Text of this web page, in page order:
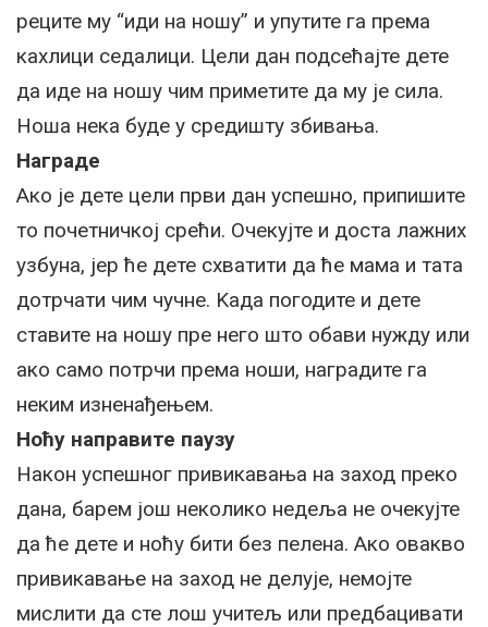
реците му “иди на ношу” и упутите га према
кахлици седалици. Цели дан подсећајте дете
да иде на ношу чим приметите да му је сила.
Ноша нека буде у средишту збивања.
Награде
Ако је дете цели први дан успешно, припишите
то почетничкој срећи. Очекујте и доста лажних
узбуна, јер ће дете схватити да ће мама и тата
дотрчати чим чучне. Kада погодите и дете
ставите на ношу пре него што обави нужду или
ако само потрчи према ноши, наградите га
неким изненађењем.
Ноћу направите паузу
Након успешног привикавања на заход преко
дана, барем још неколико недеља не очекујте
да ће дете и ноћу бити без пелена. Ако овакво
привикавање на заход не делује, немојте
мислити да сте лош учитељ или предбацивати